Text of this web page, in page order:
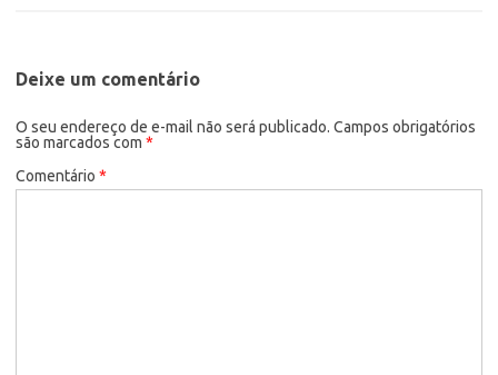
Deixe um comentário
O seu endereço de e-mail não será publicado. Campos obrigatórios
são marcados com *
Comentário *